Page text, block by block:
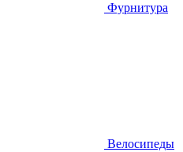
Фурнитура
Велосипеды